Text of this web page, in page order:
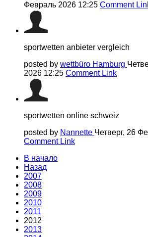
Февраль 2026 12:25 Comment
sportwetten anbieter vergleich
posted by wettbüro Hamburg
2026 12:25 Comment Link
sportwetten online schweiz
posted by Nannette Четверг, 26
Comment Link
В начало
Назад
2007
2008
2009
2010
2011
2012
2013